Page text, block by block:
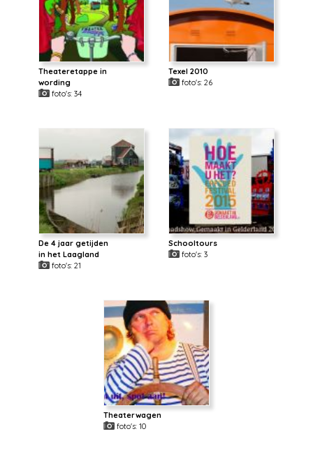
Theateretappe in
wording
foto's: 34
Texel 2010
foto's: 26
De 4 jaar getijden
in het Laagland
foto's: 21
Schooltours
foto's: 3
Theaterwagen
foto's: 10